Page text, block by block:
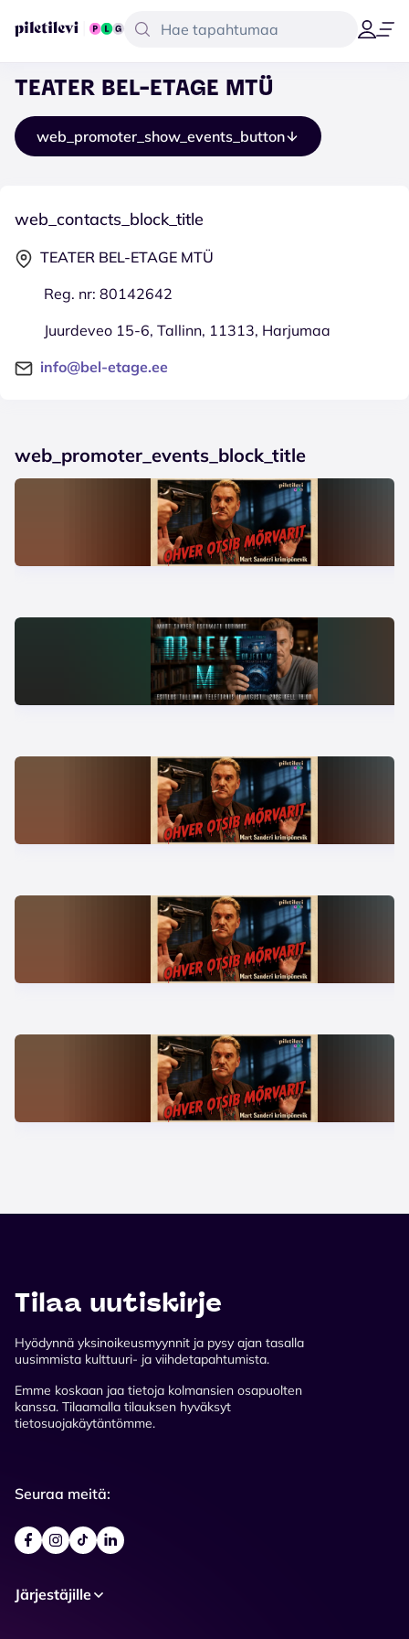
TEATER BEL-ETAGE MTÜ
web_promoter_show_events_button
web_contacts_block_title
TEATER BEL-ETAGE MTÜ
Reg. nr: 80142642
Juurdeveo 15-6, Tallinn, 11313, Harjumaa
info@bel-etage.ee
web_promoter_events_block_title
Tilaa uutiskirje
Hyödynnä yksinoikeusmyynnit ja pysy ajan tasalla
uusimmista kulttuuri- ja viihdetapahtumista.
Emme koskaan jaa tietoja kolmansien osapuolten
kanssa. Tilaamalla tilauksen hyväksyt
tietosuojakäytäntömme.
Seuraa meitä:
Järjestäjille